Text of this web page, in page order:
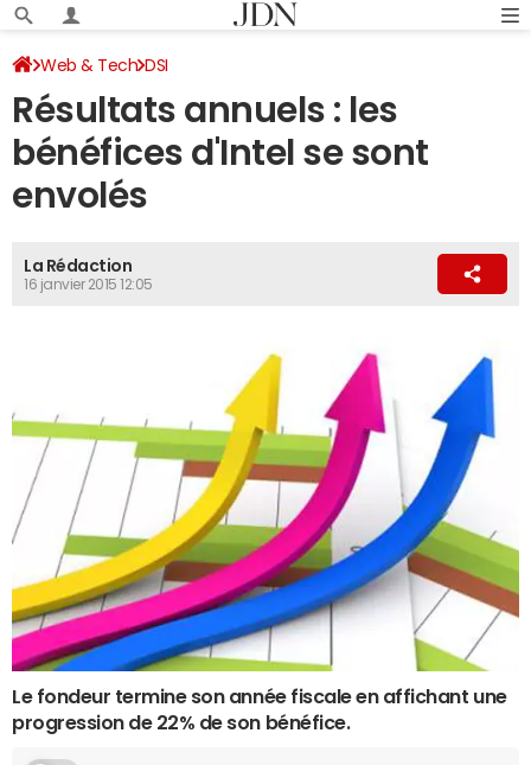
Web & Tech DSI
Résultats annuels : les
bénéfices d'Intel se sont
envolés
La Rédaction
16 janvier 2015 12:05
Le fondeur termine son année fiscale en affichant une
progression de 22% de son bénéfice.